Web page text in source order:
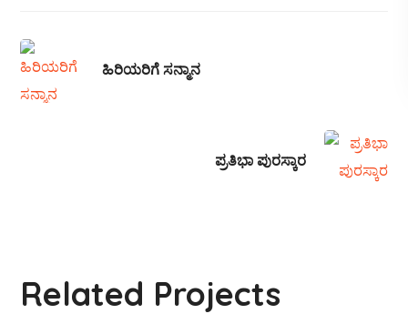
ಹಿರಿಯರಿಗೆ ಸನ್ಮಾನ
ಪ್ರತಿಭಾ ಪುರಸ್ಕಾರ
Related Projects
ಸನ್ಮಾನ
#Gallery